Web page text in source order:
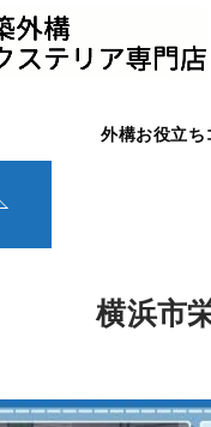
外構お役立ち
横浜市